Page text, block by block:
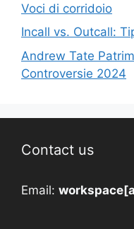
Voci di corridoio
Incall vs. Outcall:
Andrew Tate
Controversie 2024
Contact us
Email: